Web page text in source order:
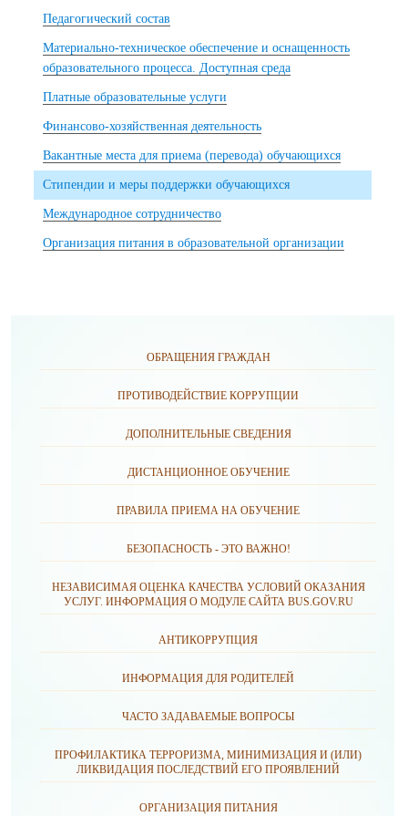
Педагогический состав
Материально-техническое обеспечение и оснащенность
образовательного процесса. Доступная среда
Платные образовательные услуги
Финансово-хозяйственная деятельность
Вакантные места для приема (перевода) обучающихся
Стипендии и меры поддержки обучающихся
Международное сотрудничество
Организация питания в образовательной организации
ОБРАЩЕНИЯ ГРАЖДАН
ПРОТИВОДЕЙСТВИЕ КОРРУПЦИИ
ДОПОЛНИТЕЛЬНЫЕ СВЕДЕНИЯ
ДИСТАНЦИОННОЕ ОБУЧЕНИЕ
ПРАВИЛА ПРИЕМА НА ОБУЧЕНИЕ
БЕЗОПАСНОСТЬ - ЭТО ВАЖНО!
НЕЗАВИСИМАЯ ОЦЕНКА КАЧЕСТВА УСЛОВИЙ ОКАЗАНИЯ
УСЛУГ. ИНФОРМАЦИЯ О МОДУЛЕ САЙТА BUS.GOV.RU
АНТИКОРРУПЦИЯ
ИНФОРМАЦИЯ ДЛЯ РОДИТЕЛЕЙ
ЧАСТО ЗАДАВАЕМЫЕ ВОПРОСЫ
ПРОФИЛАКТИКА ТЕРРОРИЗМА, МИНИМИЗАЦИЯ И (ИЛИ)
ЛИКВИДАЦИЯ ПОСЛЕДСТВИЙ ЕГО ПРОЯВЛЕНИЙ
ОРГАНИЗАЦИЯ ПИТАНИЯ